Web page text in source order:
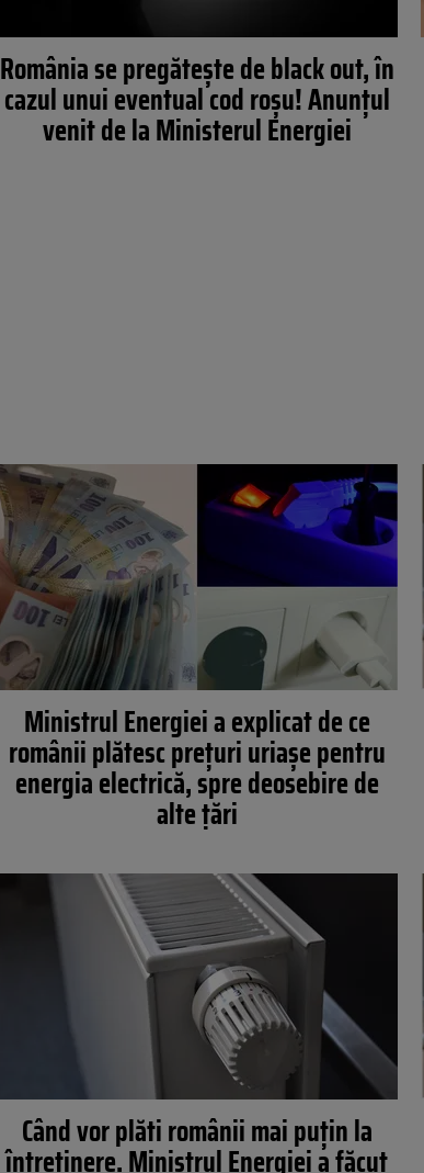
România se pregătește de black out, în
cazul unui eventual cod roșu! Anunțul
venit de la Ministerul Energiei
Ministrul Energiei a explicat de ce
românii plătesc prețuri uriașe pentru
energia electrică, spre deosebire de
alte țări
Când vor plăti românii mai puțin la
întreținere. Ministrul Energiei a făcut